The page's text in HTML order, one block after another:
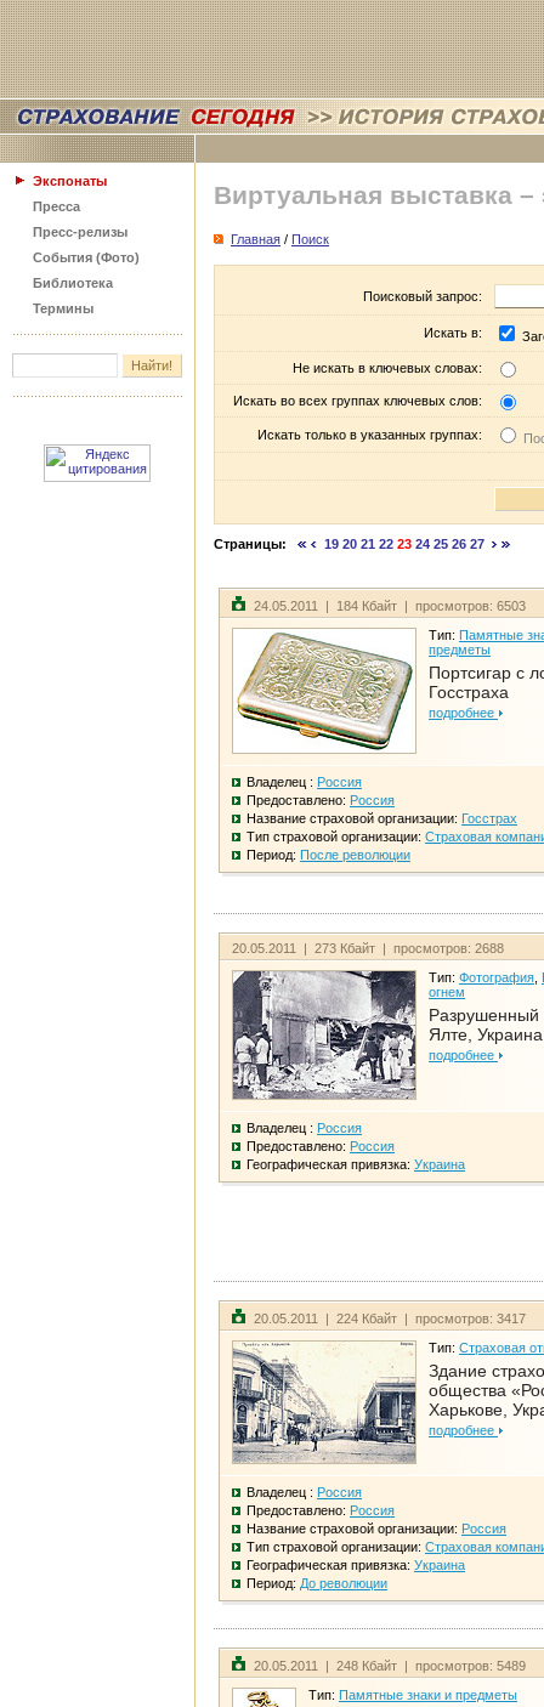
Экспонаты
Пресса
Пресс-релизы
События (Фото)
Библиотека
Термины
Виртуальная выставка –
Главная / Поиск
Поисковый запрос:
Искать в:
Не искать в ключевых словах:
Искать во всех группах ключевых слов:
Искать только в указанных группах:
Страницы: 19 20 21 22 23 24 25 26 27
24.05.2011 | 184 Кбайт | просмотров: 6503
Тип: Памятные
предметы
Портсигар с
Госстраха
подробнее
Владелец : Россия
Предоставлено: Россия
Название страховой организации: Госстрах
Тип страховой организации: Страховая
Период: После революции
20.05.2011 | 273 Кбайт | просмотров: 2688
Тип: Фотография
огнем
Разрушенный
Ялте, Украина
подробнее
Владелец : Россия
Предоставлено: Россия
Географическая привязка: Украина
20.05.2011 | 224 Кбайт | просмотров: 3417
Тип: Страховая
Здание
общества
Харькове,
подробнее
Владелец : Россия
Предоставлено: Россия
Название страховой организации: Россия
Тип страховой организации: Страховая
Географическая привязка: Украина
Период: До революции
20.05.2011 | 248 Кбайт | просмотров: 5489
Тип: Памятные знаки и предметы